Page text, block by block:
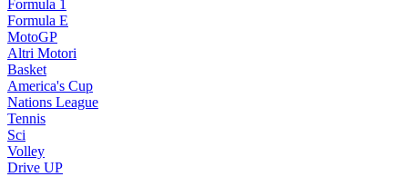
Formula 1
Formula E
MotoGP
Altri Motori
Basket
America's Cup
Nations League
Tennis
Sci
Volley
Drive UP